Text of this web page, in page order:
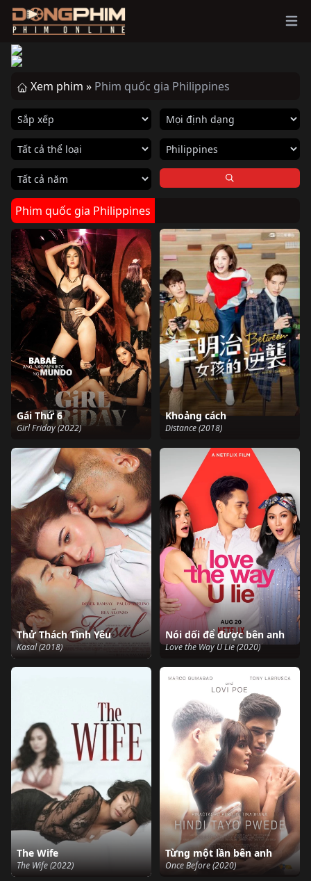
Xem phim » Phim quốc gia Philippines
Phim quốc gia Philippines
Gái Thứ 6
Girl Friday (2022)
Khoảng cách
Distance (2018)
Thử Thách Tình Yêu
Kasal (2018)
Nói dối để được bên anh
Love the Way U Lie (2020)
The Wife
The Wife (2022)
Từng một lần bên anh
Once Before (2020)